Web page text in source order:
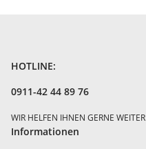
HOTLINE:
0911-42 44 89 76
WIR HELFEN IHNEN GERNE WEITER
Informationen